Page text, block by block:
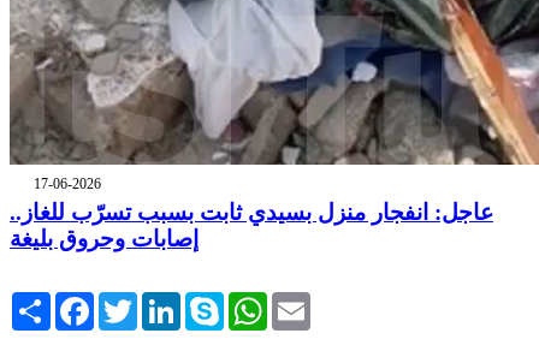
17-06-2026
عاجل: انفجار منزل بسيدي ثابت بسبب تسرّب للغاز..
إصابات وحروق بليغة
Share FacebookTwitterLinkedInSkype WhatsApp